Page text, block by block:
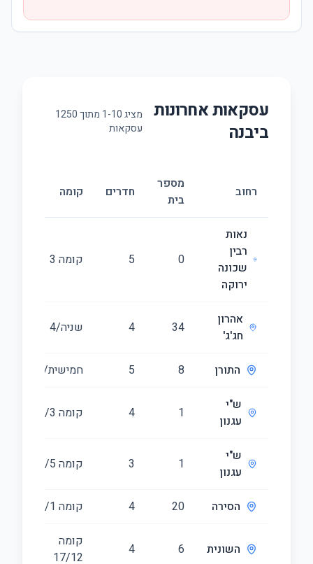
עסקאות אחרונות
ביבנה
מציג 1-10 מתוך1250
עסקאות
רחוב
מספר
בית
חדרים קומה
נאות
רבין
שכונה
ירוקה
0
5 קומה ‎3‏
אהרון
חג'ג'
34
4 שניה/4
התורן 8
5 חמישית/11
ש"י
עגנון
1
4 קומה ‎3‏/9
ש"י
עגנון
1
3 קומה ‎5‏/9
הסירה 20
4 קומה ‎1‏/9
השונית 6
4
קומה
‎12‏/17